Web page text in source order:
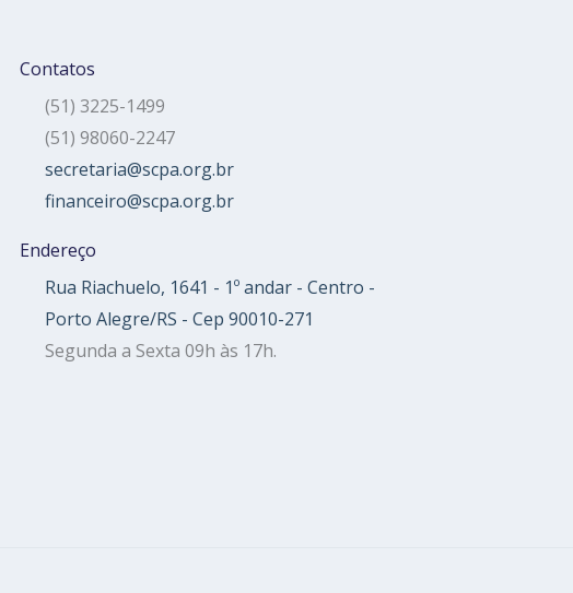
Contatos
(51) 3225-1499
(51) 98060-2247
secretaria@scpa.org.br
financeiro@scpa.org.br
Endereço
Rua Riachuelo, 1641 - 1º andar - Centro -
Porto Alegre/RS - Cep 90010-271
Segunda a Sexta 09h às 17h.